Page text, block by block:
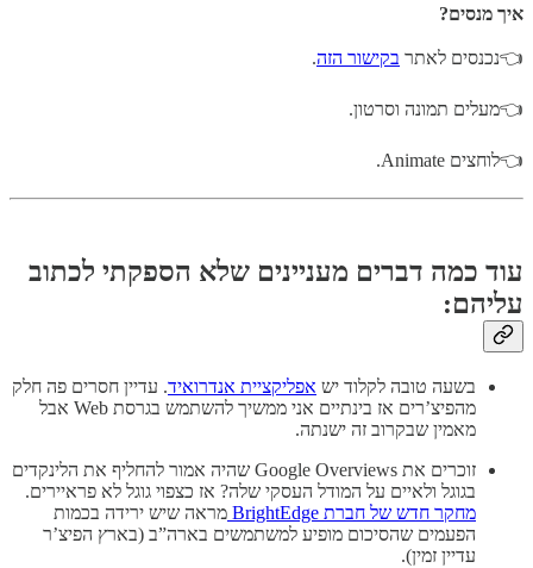
איך מנסים?
👈נכנסים לאתר בקישור הזה.
👈מעלים תמונה וסרטון.
👈לוחצים Animate.
עוד כמה דברים מעניינים שלא הספקתי לכתוב
עליהם:
בשעה טובה לקלוד יש אפליקציית אנדרואיד. עדיין חסרים פה חלק
מהפיצ’רים אז בינתיים אני ממשיך להשתמש בגרסת Web אבל
מאמין שבקרוב זה ישנתה.
זוכרים את Google Overviews שהיה אמור להחליף את הלינקדים
בגוגל ולאיים על המודל העסקי שלה? אז כצפוי גוגל לא פראיירים.
מחקר חדש של חברת BrightEdge
מראה שיש ירידה בכמות
הפעמים שהסיכום מופיע למשתמשים בארה”ב (בארץ הפיצ’ר
עדיין זמין).